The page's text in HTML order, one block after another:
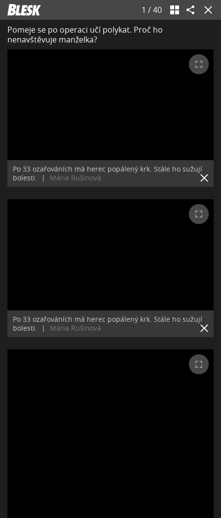
1 /40
Pomeje se po operaci učí polykat. Proč ho
nenavštěvuje manželka?
Po 33 ozařováních má herec popálený krk. Stále ho sužují
bolesti.
| Mária Rušinová
Po 33 ozařováních má herec popálený krk. Stále ho sužují
bolesti.
| Mária Rušinová